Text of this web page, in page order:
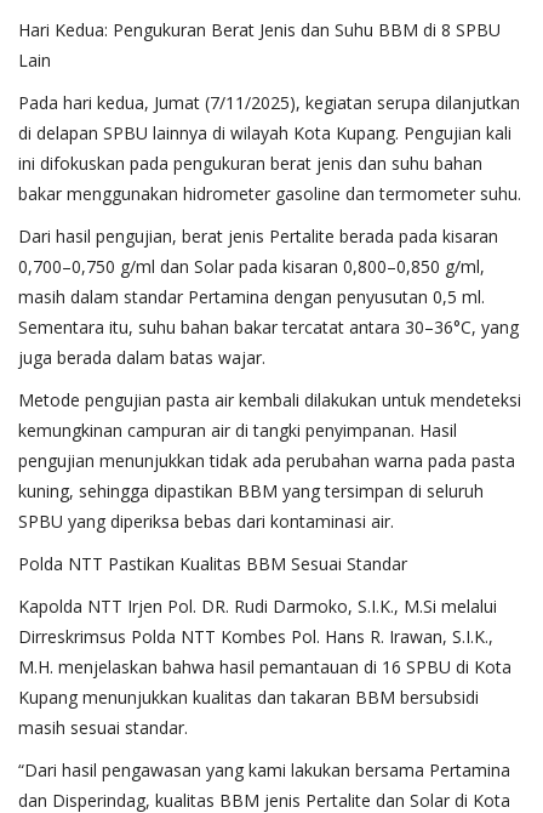
Hari Kedua: Pengukuran Berat Jenis dan Suhu BBM di 8 SPBU
Lain
Pada hari kedua, Jumat (7/11/2025), kegiatan serupa dilanjutkan
di delapan SPBU lainnya di wilayah Kota Kupang. Pengujian kali
ini difokuskan pada pengukuran berat jenis dan suhu bahan
bakar menggunakan hidrometer gasoline dan termometer suhu.
Dari hasil pengujian, berat jenis Pertalite berada pada kisaran
0,700–0,750 g/ml dan Solar pada kisaran 0,800–0,850 g/ml,
masih dalam standar Pertamina dengan penyusutan 0,5 ml.
Sementara itu, suhu bahan bakar tercatat antara 30–36°C, yang
juga berada dalam batas wajar.
Metode pengujian pasta air kembali dilakukan untuk mendeteksi
kemungkinan campuran air di tangki penyimpanan. Hasil
pengujian menunjukkan tidak ada perubahan warna pada pasta
kuning, sehingga dipastikan BBM yang tersimpan di seluruh
SPBU yang diperiksa bebas dari kontaminasi air.
Polda NTT Pastikan Kualitas BBM Sesuai Standar
Kapolda NTT Irjen Pol. DR. Rudi Darmoko, S.I.K., M.Si melalui
Dirreskrimsus Polda NTT Kombes Pol. Hans R. Irawan, S.I.K.,
M.H. menjelaskan bahwa hasil pemantauan di 16 SPBU di Kota
Kupang menunjukkan kualitas dan takaran BBM bersubsidi
masih sesuai standar.
“Dari hasil pengawasan yang kami lakukan bersama Pertamina
dan Disperindag, kualitas BBM jenis Pertalite dan Solar di Kota